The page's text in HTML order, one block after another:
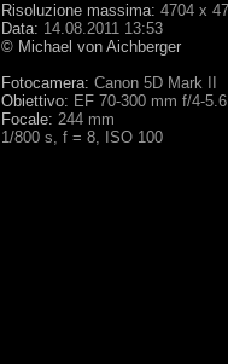
Risoluzione massima: 4704 x
Data: 14.08.2011 13:53
© Michael von Aichberger
Fotocamera: Canon 5D Mark II
Obiettivo: EF 70-300 mm f/4-
Focale: 244 mm
1/800 s, f = 8, ISO 100